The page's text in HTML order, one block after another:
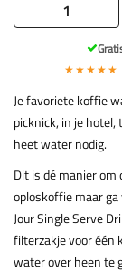
★★★★★
Je favoriete koffie
picknick, in je
heet water nodig.
Dit is dé manier
oploskoffie maar
Jour Single Serve
filterzakje voor één
water over heen te